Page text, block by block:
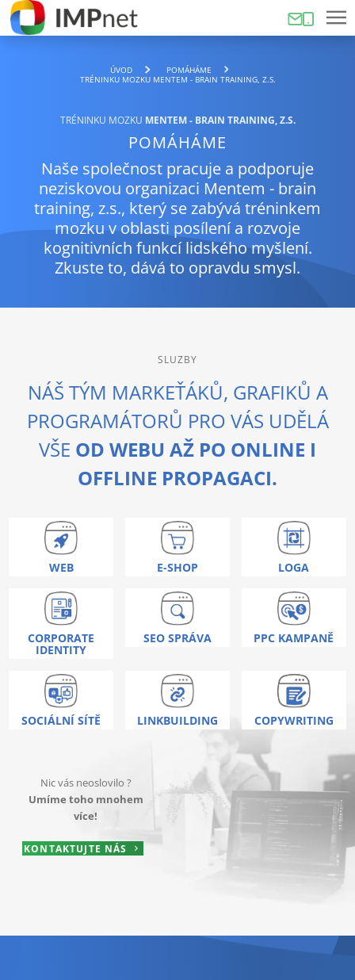
ÚVOD
POMÁHÁME
TRÉNINKU MOZKU MENTEM - BRAIN TRAINING, Z.S.
TRÉNINKU MOZKU MENTEM - BRAIN TRAINING, Z.S.
POMÁHÁME
Naše společnost pracuje a podporuje
neziskovou organizaci Mentem - brain
training, z.s., který se zabývá tréninkem
mozku v oblasti posílení a rozvoje
kognitivních funkcí lidského myšlení.
Zkuste to, dává to opravdu smysl.
SLUZBY
NÁŠ TÝM MARKEŤÁKŮ, GRAFIKŮ A
PROGRAMÁTORŮ PRO VÁS UDĚLÁ
VŠE OD WEBU AŽ PO ONLINE I
OFFLINE PROPAGACI.
WEB E-SHOP LOGA
CORPORATE
IDENTITY
SEO SPRÁVA PPC KAMPANĚ
SOCIÁLNÍ SÍTĚ LINKBUILDING COPYWRITING
Nic vás neoslovilo ?
Umíme toho mnohem
více!
KONTAKTUJTE NÁS